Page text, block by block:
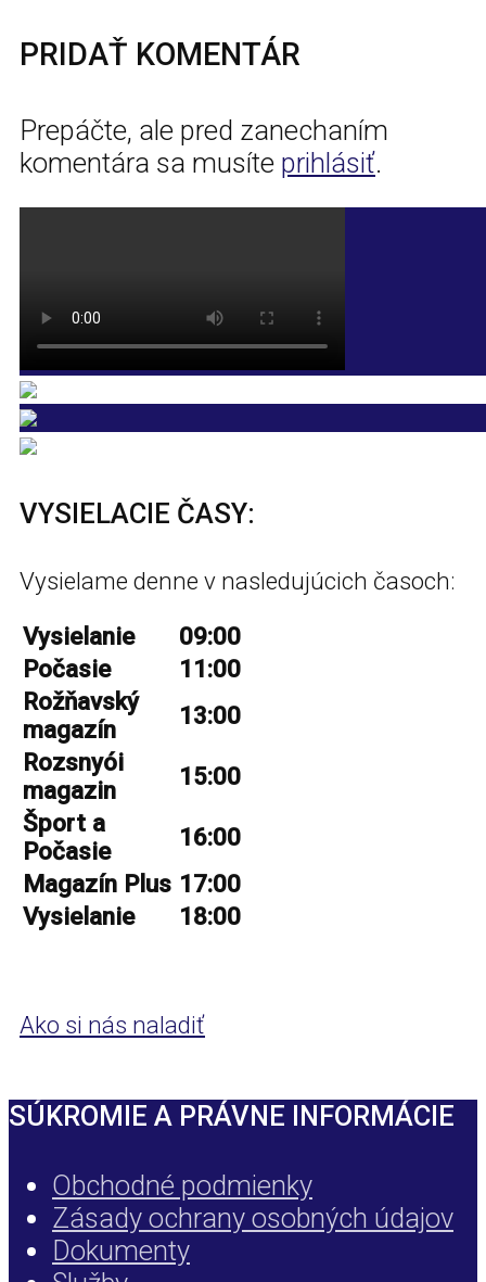
PRIDAŤ KOMENTÁR
Prepáčte, ale pred zanechaním
komentára sa musíte prihlásiť.
VYSIELACIE ČASY:
Vysielame denne v nasledujúcich časoch:
Vysielanie
09:00
Počasie
11:00
Rožňavský
magazín
13:00
Rozsnyói
magazin
15:00
Šport a
Počasie
16:00
Magazín Plus 17:00
Vysielanie
18:00
Ako si nás naladiť
SÚKROMIE A PRÁVNE INFORMÁCIE
Obchodné podmienky
Zásady ochrany osobných údajov
Dokumenty